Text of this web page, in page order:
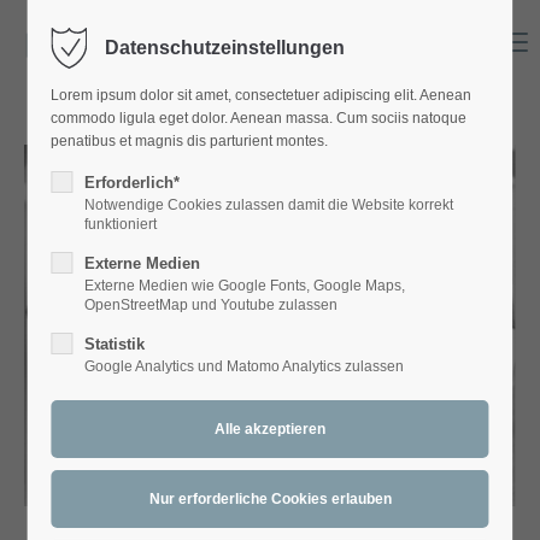
Login
Benutzername
Passwort
Anmelden
Support
Lorem ipsum dolor sit amet:
Datenschutzeinstellungen
Lorem ipsum dolor sit amet, consectetuer adipiscing elit. Aenean
commodo ligula eget dolor. Aenean massa. Cum sociis natoque
penatibus et magnis dis parturient montes.
Erforderlich*
Notwendige Cookies zulassen damit die Website korrekt
funktioniert
Externe Medien
Externe Medien wie Google Fonts, Google Maps,
OpenStreetMap und Youtube zulassen
Statistik
Google Analytics und Matomo Analytics zulassen